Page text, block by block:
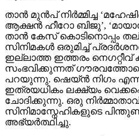
താൻ മുൻപ് നിർമ്മിച്ച
ആക്ഷൻ ഹീറോ ബിജു’,
താൻ കേസ് കൊടിനൊപ്പം
സിനിമകൾ ഒരുമിച്ച്
ഇല്ലാത്ത ഇത്തരം
സംഭവിക്കുന്നത്
പറയുന്നു. ഷെയ്ൻ നിഗം
ഇത്രയധികം ലക്ഷ്യം
ചോദിക്കുന്നു. ഒരു
സിനിമാസ്നേഹികളുടെ
അഭ്യർത്ഥിച്ചു.